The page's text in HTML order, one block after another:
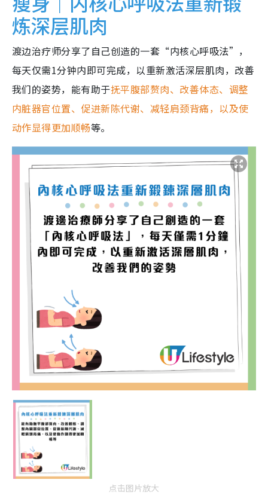
炼深层肌肉
渡边治疗师分享了自己创造的一套“内核心呼吸法”，
每天仅需1分钟内即可完成，以重新激活深层肌肉，改善
我们的姿势，能有助于抚平腹部赘肉、改善体态、调整
内脏器官位置、促进新陈代谢、减轻肩颈背痛，以及使
动作显得更加顺畅等。
点击图片放大